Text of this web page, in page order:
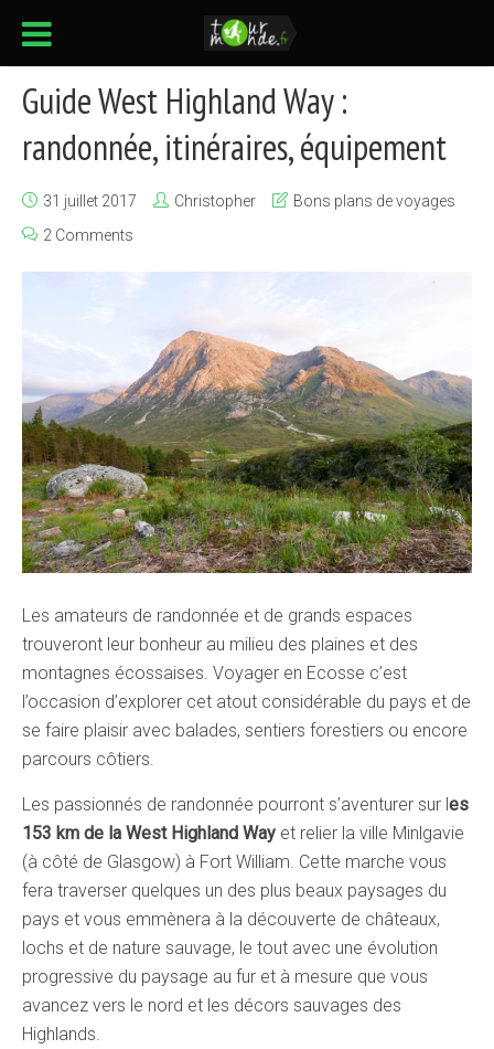
Guide West Highland Way :
randonnée, itinéraires, équipement
31 juillet 2017 Christopher
Bons plans de voyages
2 Comments
Les amateurs de randonnée et de grands espaces
trouveront leur bonheur au milieu des plaines et des
montagnes écossaises. Voyager en Ecosse c’est
l’occasion d’explorer cet atout considérable du pays et de
se faire plaisir avec balades, sentiers forestiers ou encore
parcours côtiers.
Les passionnés de randonnée pourront s’aventurer sur les
153 km de la West Highland Way et relier la ville Minlgavie
(à côté de Glasgow) à Fort William. Cette marche vous
fera traverser quelques un des plus beaux paysages du
pays et vous emmènera à la découverte de châteaux,
lochs et de nature sauvage, le tout avec une évolution
progressive du paysage au fur et à mesure que vous
avancez vers le nord et les décors sauvages des
Highlands.